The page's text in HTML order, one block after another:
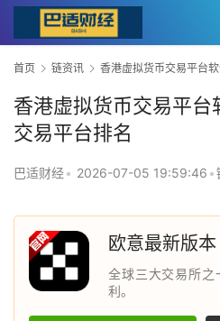
首页 链资讯 香港虚拟货币交易平台
香港虚拟货币交易平
交易平台排名
巴适财经• 2026-07-05 19:59:46 •
欧意最新版本
全球三大交易所之
利。